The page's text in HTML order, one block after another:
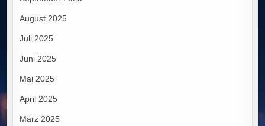
August 2025
Juli 2025
Juni 2025
Mai 2025
April 2025
März 2025